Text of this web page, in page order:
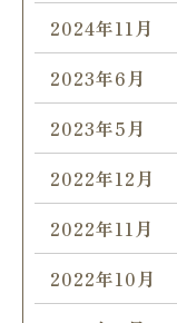
2024年11月
2023年6月
2023年5月
2022年12月
2022年11月
2022年10月